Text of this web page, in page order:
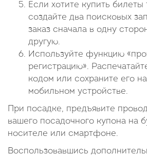
Если хотите купить билеты
создайте два поисковых
заказ сначала в одну
другую.
Используйте функцию
регистрацию».
кодом или сохраните его
мобильном устройстве.
При посадке, предъявите
вашего посадочного купона на
носителе или смартфоне.
Воспользовавшись